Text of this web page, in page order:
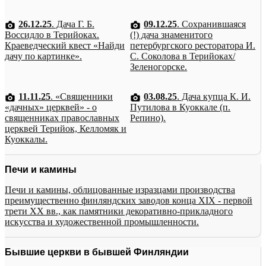
26.12.25. Дача Г. Б.
Воссидло в Терийоках.
Краеведческий квест «Найди
дачу по картинке».
09.12.25. Сохранившаяся
(!) дача знаменитого
петербургского ресторатора И.
С. Соколова в Терийоках/
Зеленогорске.
11.11.25. «Священники
«дачных» церквей» - о
священниках православных
церквей Терийок, Келломяк и
Куоккалы.
03.08.25. Дача купца К. И.
Путилова в Куоккале (п.
Репино).
Печи и камины
Печи и камины, облицованные изразцами производства
преимущественно финляндских заводов конца XIX - первой
трети XX вв., как памятники декоративно-прикладного
искусства и художественной промышленности.
Бывшие церкви в бывшей Финляндии